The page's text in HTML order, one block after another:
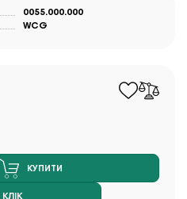
0055.000.000
WCG
КУПИТИ